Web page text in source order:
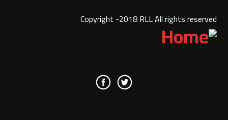
Copyright -2018 RLL All rights reserved